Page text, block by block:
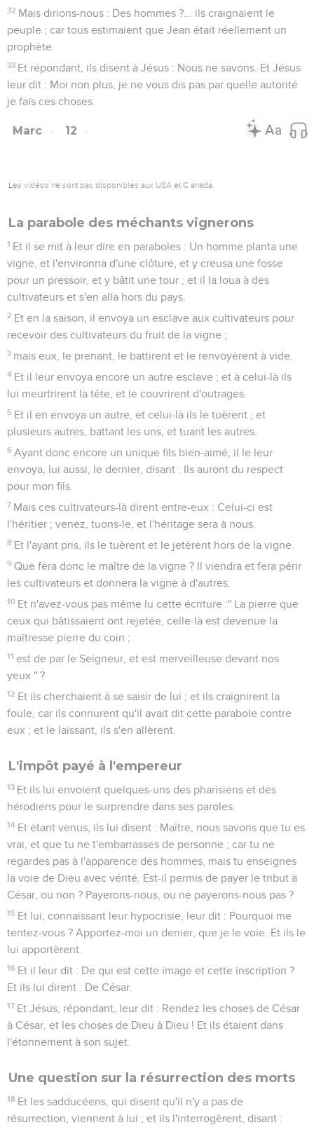
32 Mais dirions-nous : Des hommes ?... ils craignaient le
peuple ; car tous estimaient que Jean était réellement un
prophète.
33 Et répondant, ils disent à Jésus : Nous ne savons. Et Jésus
leur dit : Moi non plus, je ne vous dis pas par quelle autorité
je fais ces choses.
Marc 12
Les vidéos ne sont pas disponibles aux USA et C anada.
La parabole des méchants vignerons
1 Et il se mit à leur dire en paraboles : Un homme planta une
vigne, et l'environna d'une clôture, et y creusa une fosse
pour un pressoir, et y bâtit une tour ; et il la loua à des
cultivateurs et s'en alla hors du pays.
2 Et en la saison, il envoya un esclave aux cultivateurs pour
recevoir des cultivateurs du fruit de la vigne ;
3 mais eux, le prenant, le battirent et le renvoyèrent à vide.
4 Et il leur envoya encore un autre esclave ; et à celui-là ils
lui meurtrirent la tête, et le couvrirent d'outrages.
5 Et il en envoya un autre, et celui-là ils le tuèrent ; et
plusieurs autres, battant les uns, et tuant les autres.
6 Ayant donc encore un unique fils bien-aimé, il le leur
envoya, lui aussi, le dernier, disant : Ils auront du respect
pour mon fils.
7 Mais ces cultivateurs-là dirent entre-eux : Celui-ci est
l'héritier ; venez, tuons-le, et l'héritage sera à nous.
8 Et l'ayant pris, ils le tuèrent et le jetèrent hors de la vigne.
9 Que fera donc le maître de la vigne ? Il viendra et fera périr
les cultivateurs et donnera la vigne à d'autres.
10 Et n'avez-vous pas même lu cette écriture :" La pierre que
ceux qui bâtissaient ont rejetée, celle-là est devenue la
maîtresse pierre du coin ;
11 est de par le Seigneur, et est merveilleuse devant nos
yeux " ?
12 Et ils cherchaient à se saisir de lui ; et ils craignirent la
foule, car ils connurent qu'il avait dit cette parabole contre
eux ; et le laissant, ils s'en allèrent.
L'impôt payé à l'empereur
13 Et ils lui envoient quelques-uns des pharisiens et des
hérodiens pour le surprendre dans ses paroles.
14 Et étant venus, ils lui disent : Maître, nous savons que tu es
vrai, et que tu ne t'embarrasses de personne ; car tu ne
regardes pas à l'apparence des hommes, mais tu enseignes
la voie de Dieu avec vérité. Est-il permis de payer le tribut à
César, ou non ? Payerons-nous, ou ne payerons-nous pas ?
15 Et lui, connaissant leur hypocrisie, leur dit : Pourquoi me
tentez-vous ? Apportez-moi un denier, que je le voie. Et ils le
lui apportèrent.
16 Et il leur dit : De qui est cette image et cette inscription ?
Et ils lui dirent : De César.
17 Et Jésus, répondant, leur dit : Rendez les choses de César
à César, et les choses de Dieu à Dieu ! Et ils étaient dans
l'étonnement à son sujet.
Une question sur la résurrection des morts
18 Et les sadducéens, qui disent qu'il n'y a pas de
résurrection, viennent à lui ; et ils l'interrogèrent, disant :